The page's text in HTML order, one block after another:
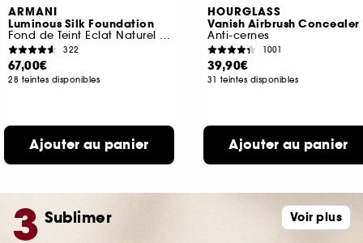
ARMANI
Luminous Silk Foundation
Fond de Teint Eclat Naturel Parfait
322
67,00€
28 teintes disponibles
Ajouter au panier
HOURGLASS
Vanish Airbrush Concealer
Anti-cernes
1001
39,90€
31 teintes disponibles
Ajouter au panier
Sublimer Voir plus